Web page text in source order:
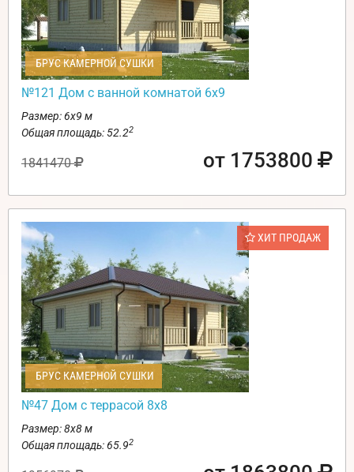
БРУС КАМЕРНОЙ СУШКИ
№121 Дом с ванной комнатой 6х9
Размер: 6х9 м
Общая площадь: 52.22
1841470 от 1753800
ХИТ ПРОДАЖ
БРУС КАМЕРНОЙ СУШКИ
№47 Дом с террасой 8х8
Размер: 8х8 м
Общая площадь: 65.92